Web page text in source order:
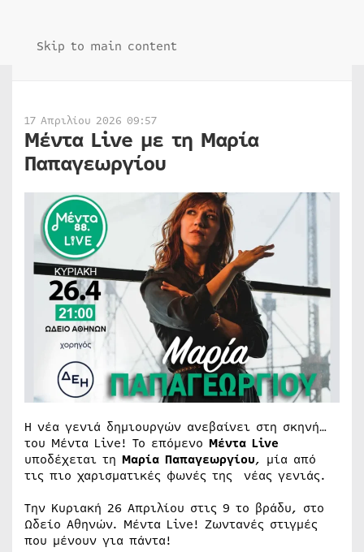
Skip to main content
17 Απριλίου 2026 09:57
Mέντα Live με τη Μαρία
Παπαγεωργίου
Η νέα γενιά δημιουργών ανεβαίνει στη σκηνή…
του Μέντα Live! Το επόμενο Mέντα Live
υποδέχεται τη Μαρία Παπαγεωργίου, μία από
τις πιο χαρισματικές φωνές της νέας γενιάς.
Την Κυριακή 26 Απριλίου στις 9 το βράδυ, στο
Ωδείο Αθηνών. Mέντα Live! Ζωντανές στιγμές
που μένουν για πάντα!